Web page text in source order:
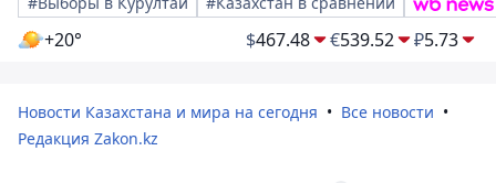
+20° $467.48 €539.52 ₽5.73
Новости Казахстана и мира на сегодня
Все новости
Редакция Zakon.kz